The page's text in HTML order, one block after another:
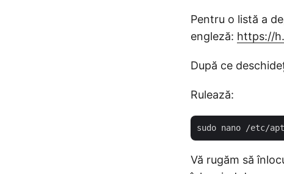
Pentru o listă a
engleză: https://
După ce
Rulează:
Vă rugăm să